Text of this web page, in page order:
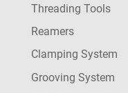
Threading Tools
Reamers
Clamping System
Grooving System